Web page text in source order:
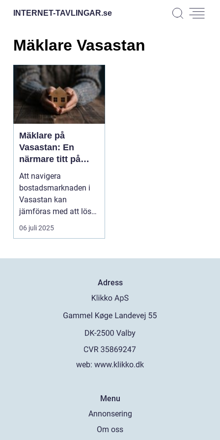
INTERNET-TAVLINGAR.se
Mäklare Vasastan
Mäklare på
Vasastan: En
närmare titt på
bostadsmarknade
n
Att navigera
bostadsmarknaden i
Vasastan kan
jämföras med att lösa
ett komplext pusse...
06 juli 2025
Adress
web: www.klikko.dk
Menu
Annonsering
Om oss